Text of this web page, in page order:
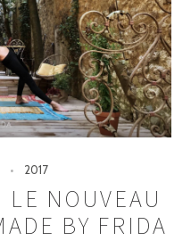
2017
LE NOUVEAU
BY FRIDA